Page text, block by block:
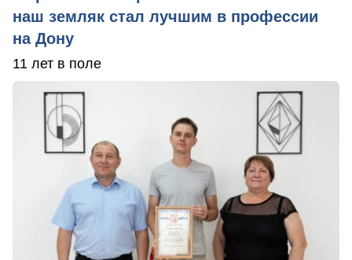
наш земляк стал лучшим в профессии
на Дону
11 лет в поле